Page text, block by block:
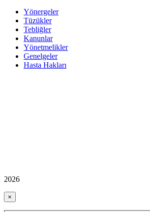
Yönergeler
Tüzükler
Tebliğler
Kanunlar
Yönetmelikler
Genelgeler
Hasta Hakları
2026
×